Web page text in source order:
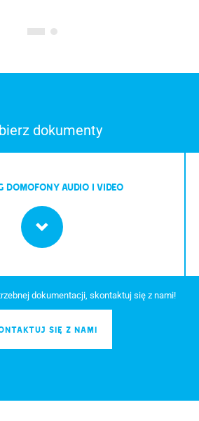
dokumenty
Domofony audio i video
dokumentacji, skontaktuj się z nami!
SIĘ Z NAMI